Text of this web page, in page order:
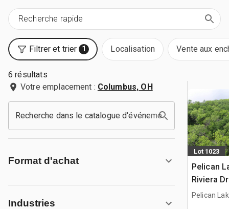
Filtrer et trier 1 Localisation Vente aux
6 résultats
Votre emplacement : Columbus, OH
Recherche dans le catalogue d'événements
Format d'achat
Industries
Lot 1023
Pelican
Riviera
Title
Pelican